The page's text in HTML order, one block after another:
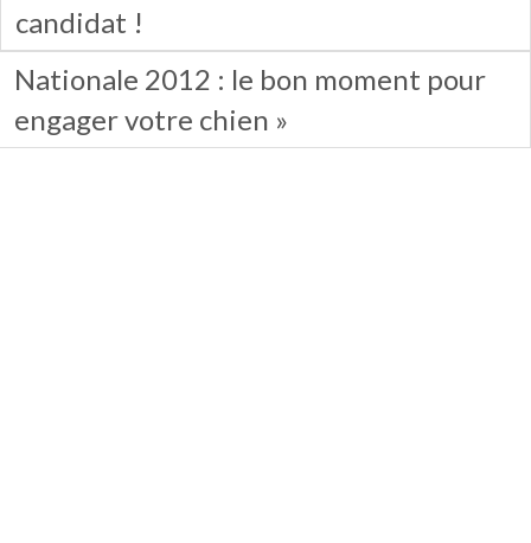
candidat !
Nationale 2012 : le bon moment pour
engager votre chien »